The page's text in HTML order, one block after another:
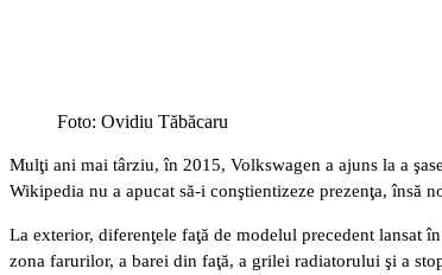
Foto: Ovidiu Tăbăcaru
Mulţi ani mai târziu, în 2015, Volkswagen a ajuns la a
Wikipedia nu a apucat să-i conştientizeze prezenţa, însă
La exterior, diferenţele faţă de modelul precedent lansat
zona farurilor, a barei din faţă, a grilei radiatorului şi a